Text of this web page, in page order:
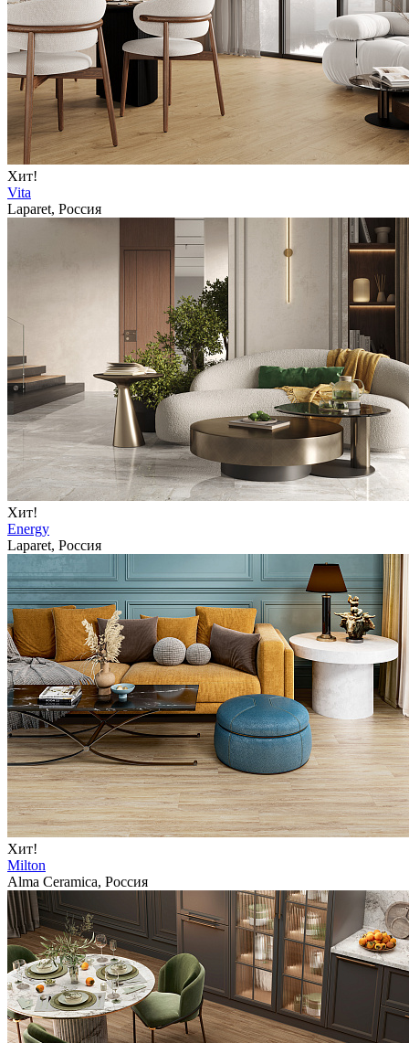
Хит!
Vita
Laparet, Россия
Хит!
Energy
Laparet, Россия
Хит!
Milton
Alma Ceramica, Россия